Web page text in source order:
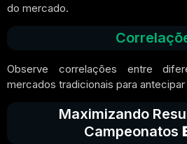
do mercado.
Observe correlações entre
mercados tradicionais para
Maximizando
Campeonatos